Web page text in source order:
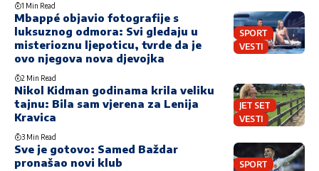
1 Min Read
SPORT
VESTI
Mbappé objavio fotografije s
luksuznog odmora: Svi gledaju u
misterioznu ljepoticu, tvrde da je
ovo njegova nova djevojka
2 Min Read
JET SET
VESTI
Nikol Kidman godinama krila veliku
tajnu: Bila sam vjerena za Lenija
Kravica
3 Min Read
SPORT
Sve je gotovo: Samed Baždar
pronašao novi klub